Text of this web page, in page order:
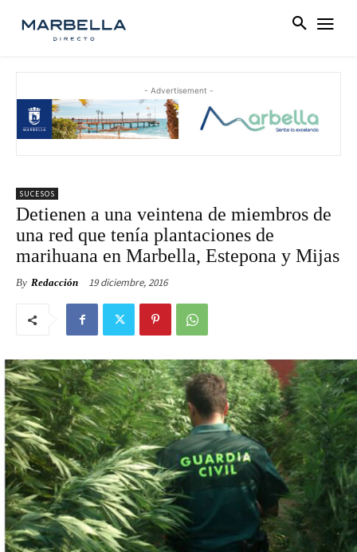
- Advertisement -
SUCESOS
Detienen a una veintena de miembros de
una red que tenía plantaciones de
marihuana en Marbella, Estepona y Mijas
By Redacción 19 diciembre, 2016